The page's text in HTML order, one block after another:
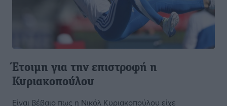
Έτοιμη για την επιστροφή η
Κυριακοπούλου
Είναι βέβαιο πως η Νικόλ Κυριακοπούλου είχε